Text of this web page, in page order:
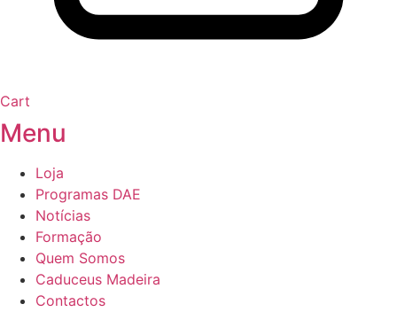
Cart
Menu
Loja
Programas DAE
Notícias
Formação
Quem Somos
Caduceus Madeira
Contactos